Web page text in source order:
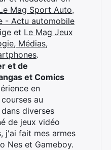
Mag Sport Auto,
- Actu automobile
et Le Mag Jeux
Médias,
.
et de
et Comics
en
au
diverses
de jeux vidéo
j'ai fait mes armes
Nes et Gameboy.